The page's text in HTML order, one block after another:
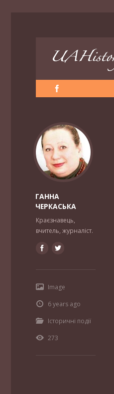
ГАННА
ЧЕРКАСЬКА
Краєзнавець,
вчитель, журналіст.
Image
6 years ago
Історичні події
273